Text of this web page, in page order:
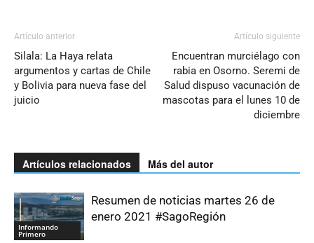
Artículo anterior
Silala: La Haya relata
argumentos y cartas de Chile
y Bolivia para nueva fase del
juicio
Artículo siguiente
Encuentran murciélago con
rabia en Osorno. Seremi de
Salud dispuso vacunación de
mascotas para el lunes 10 de
diciembre
Artículos relacionados Más del autor
Informando
Primero
Resumen de noticias martes 26 de
enero 2021 #SagoRegión